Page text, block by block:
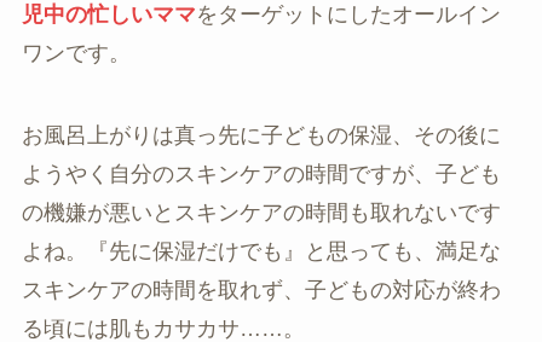
児中の忙しいママをターゲットにしたオールイン
ワンです。
お風呂上がりは真っ先に子どもの保湿、その後に
ようやく自分のスキンケアの時間ですが、子ども
の機嫌が悪いとスキンケアの時間も取れないです
よね。『先に保湿だけでも』と思っても、満足な
スキンケアの時間を取れず、子どもの対応が終わ
る頃には肌もカサカサ……。